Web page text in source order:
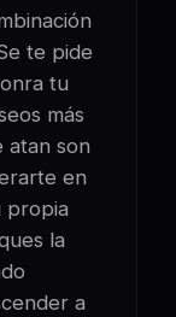
te pide
tu
más
atan son
en
propia
la
a